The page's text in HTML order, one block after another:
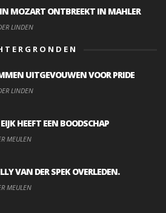
MOZART ONTBREEKT IN MAHLER
LINDEN
UITGEVOUWEN VOOR PRIDE
LINDEN
HEEFT EEN BOODSCHAP
MEULEN
VAN DER SPEK OVERLEDEN.
MEULEN